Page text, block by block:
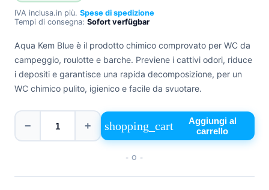
IVA inclusa.in più. Spese di spedizione
Tempi di consegna: Sofort verfügbar
Aqua Kem Blue è il prodotto chimico comprovato per WC da
campeggio, roulotte e barche. Previene i cattivi odori, riduce
i depositi e garantisce una rapida decomposizione, per un
WC chimico pulito, igienico e facile da svuotare.
− + shopping_cart
Aggiungi al
carrello
- O -